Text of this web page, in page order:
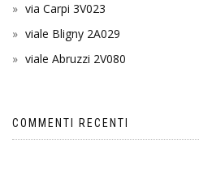
via Carpi 3V023
viale Bligny 2A029
viale Abruzzi 2V080
COMMENTI RECENTI